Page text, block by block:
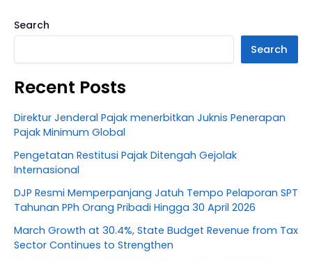
Search
Search
Recent Posts
Direktur Jenderal Pajak menerbitkan Juknis Penerapan
Pajak Minimum Global
Pengetatan Restitusi Pajak Ditengah Gejolak
Internasional
DJP Resmi Memperpanjang Jatuh Tempo Pelaporan SPT
Tahunan PPh Orang Pribadi Hingga 30 April 2026
March Growth at 30.4%, State Budget Revenue from Tax
Sector Continues to Strengthen